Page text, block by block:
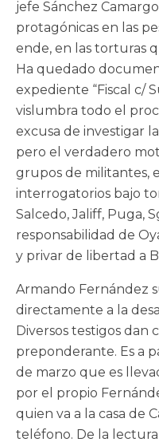
jefe Sánchez
protagónicas en las
ende, en las torturas
Ha quedado
expediente “Fiscal c/
vislumbra todo el
excusa de investigar
pero el verdadero
grupos de militantes,
interrogatorios bajo
Salcedo, Jaliff, Puga,
responsabilidad de
y privar de libertad a
Armando Fernández
directamente a la
Diversos testigos dan
preponderante. Es a
de marzo que es
por el propio
quien va a la casa de
teléfono. De la